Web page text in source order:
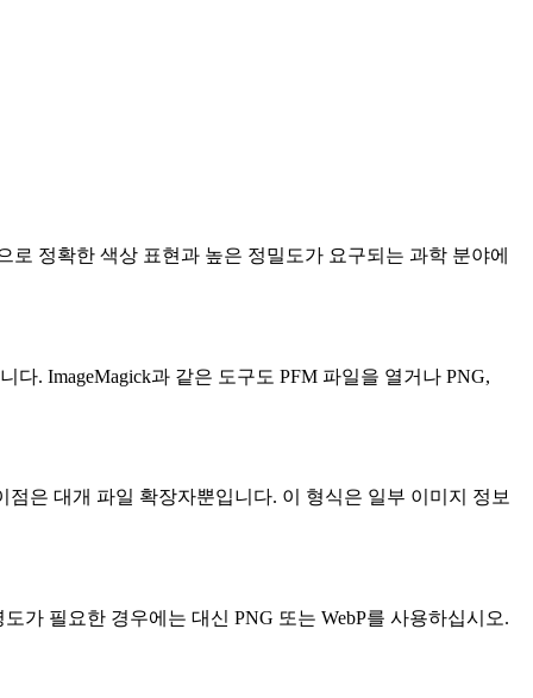
로 정확한 색상 표현과 높은 정밀도가 요구되는 과학 분야에
. ImageMagick과 같은 도구도 PFM 파일을 열거나 PNG,
은 대개 파일 확장자뿐입니다. 이 형식은 일부 이미지 정보
가 필요한 경우에는 대신 PNG 또는 WebP를 사용하십시오.